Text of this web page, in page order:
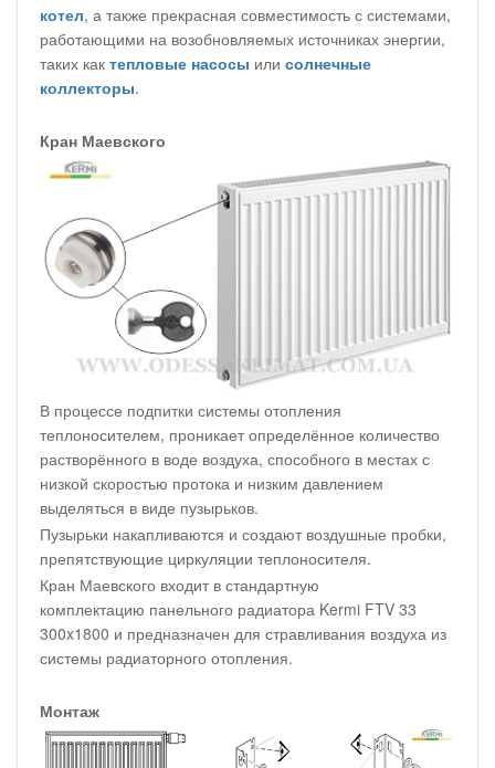
котел, а также прекрасная совместимость с системами,
работающими на возобновляемых источниках энергии,
таких как тепловые насосы или солнечные
коллекторы.
Кран Маевского
В процессе подпитки системы отопления
теплоносителем, проникает определённое количество
растворённого в воде воздуха, способного в местах с
низкой скоростью протока и низким давлением
выделяться в виде пузырьков.
Пузырьки накапливаются и создают воздушные пробки,
препятствующие циркуляции теплоносителя.
Кран Маевского входит в стандартную
комплектацию панельного радиатора Kermi FTV 33
300x1800 и предназначен для стравливания воздуха из
системы радиаторного отопления.
Монтаж